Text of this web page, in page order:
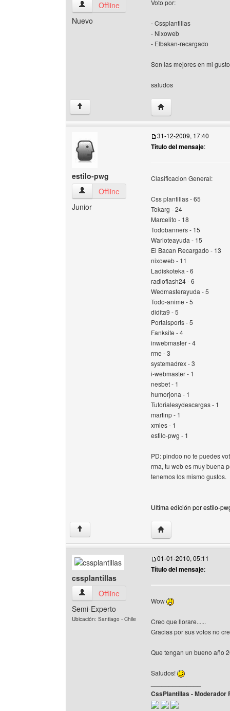
tablaturascristianas Ver perfil del usuario
Offline
Nuevo
Voto por:
- Cssplantillas
- Nixoweb
- Elbakan-recargado
Son las mejores en mi
saludos
↑ Visitar sitio web del
estilo-pwg
estilo-pwg Ver perfil del usuario
Offline
Junior
31-12-2009, 17:40
Título del mensaje:
Clasificacion General:
Css plantillas - 65
Tokarg - 24
Marcelito - 18
Todobanners - 15
Warioteayuda - 15
El Bacan Recargado - 13
nixoweb - 11
Ladiskoteka - 6
radioflash24 - 6
Wedmasterayuda - 5
Todo-anime - 5
didita9 - 5
Portalsports - 5
Fanksite - 4
inwebmaster - 4
rme - 3
systemadrex - 3
i-webmaster - 1
nesbet - 1
humorjona - 1
Tutorialesydescargas - 1
martinp - 1
xmies - 1
estilo-pwg - 1
PD: pindoo no te puedes
rma, tu web es muy buena
tenemos los mismo gustos.
Ultima edición por estilo-
↑ Visitar sitio web del
cssplantillas
cssplantillas Ver perfil del usuario
Offline
Semi-Experto
Ubicación: Santiago - Chile
01-01-2010, 05:11
Título del mensaje:
Wow
Creo que llorare......
Gracias por sus votos no
Que tengan un bueno año
Saludos!
CssPlantillas - Moderador